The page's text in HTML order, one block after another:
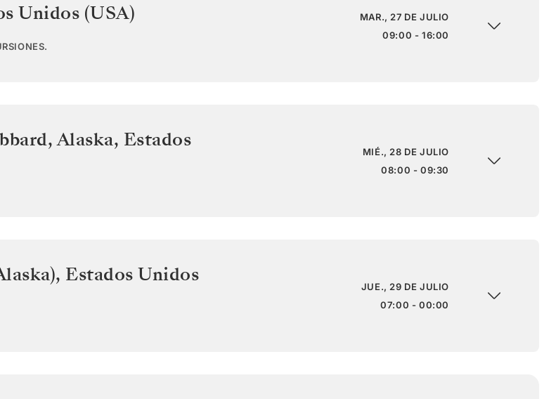
Unidos (USA)
MAR., 27 DE JULIO
09:00 - 16:00
Alaska, Estados
MIÉ., 28 DE JULIO
08:00 - 09:30
, Estados Unidos
JUE., 29 DE JULIO
07:00 - 00:00